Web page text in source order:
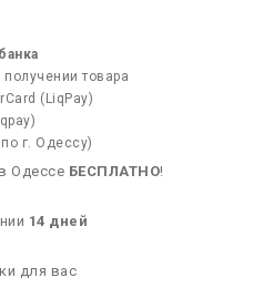
получении товара
(LiqPay)
г. Одессу)
Одессе БЕСПЛАТНО!
14 дней
для вас